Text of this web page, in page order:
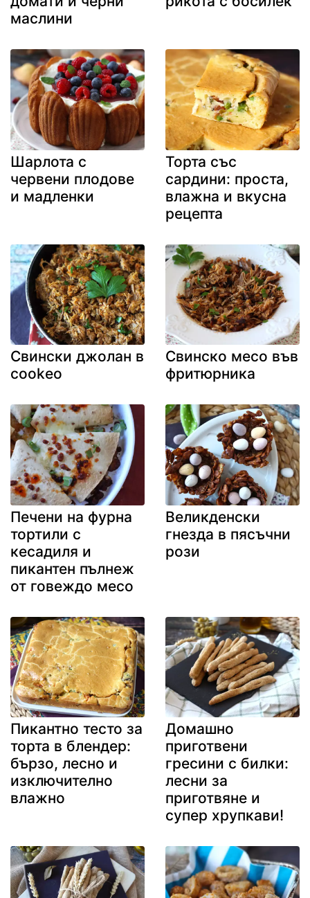
маслини
Шарлота с
червени плодове
и мадленки
Торта със
сардини: проста,
влажна и вкусна
рецепта
Свински джолан в
cookeo
Свинско месо във
фритюрника
Печени на фурна
тортили с
кесадиля и
пикантен пълнеж
от говеждо месо
Великденски
гнезда в пясъчни
рози
Пикантно тесто за
торта в блендер:
бързо, лесно и
изключително
влажно
Домашно
приготвени
гресини с билки:
лесни за
приготвяне и
супер хрупкави!